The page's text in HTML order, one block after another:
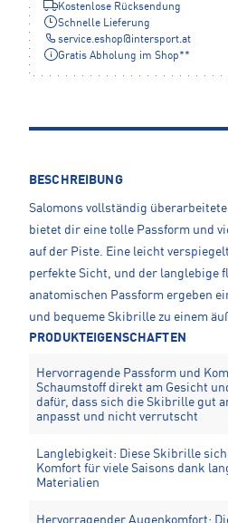
Kostenlose Rücksendung
Schnelle Lieferung
service.eshop@intersport.at
Gratis Abholung im Shop**
BESCHREIBUNG
Salomons vollständig
bietet dir eine tolle Passform und
auf der Piste. Eine leicht
perfekte Sicht, und der langlebige
anatomischen Passform ergeben
und bequeme Skibrille zu einem
PRODUKTEIGENSCHAFTEN
Hervorragende Passform und
Schaumstoff direkt am Gesicht
dafür, dass sich die Skibrille gut
anpasst und nicht verrutscht
Langlebigkeit: Diese Skibrille
Komfort für viele Saisons dank
Materialien
Hervorragender Augenkomfort: